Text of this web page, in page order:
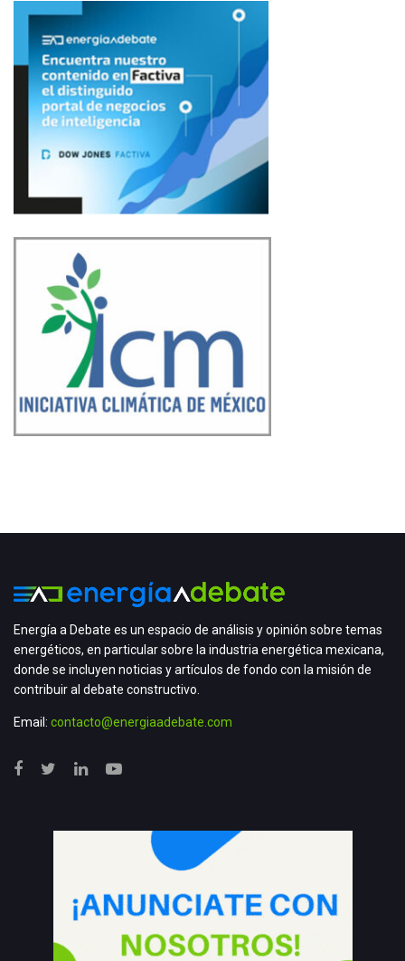
Energía a Debate es un espacio de análisis y opinión sobre temas
energéticos, en particular sobre la industria energética mexicana,
donde se incluyen noticias y artículos de fondo con la misión de
contribuir al debate constructivo.
Email: contacto@energiaadebate.com